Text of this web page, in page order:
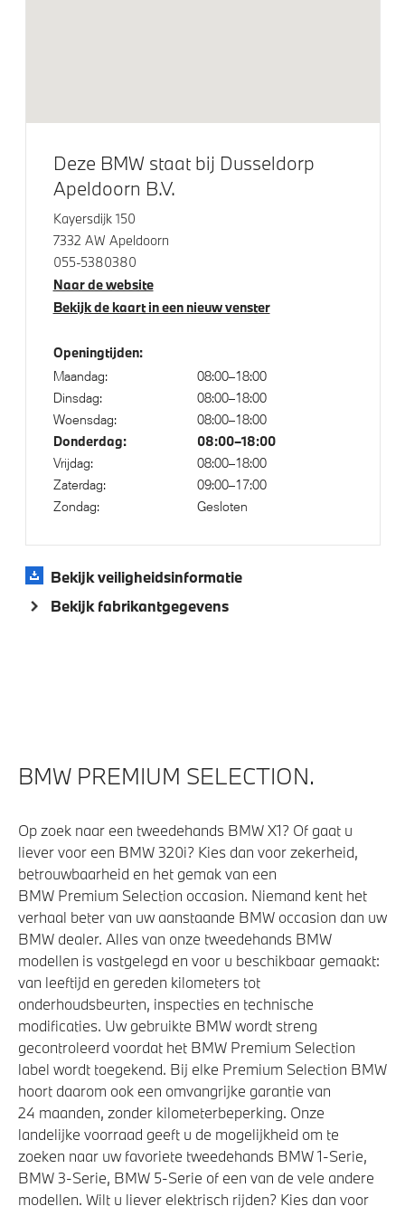
Automatische 3-zone Airconditioning
Elektrische voorzieningen
Buitenspiegels elektrisch inklapbaar
Bandenspanningsweergavesysteem
bestuurderzijde
Alarmsysteem klasse 3 (VbV/SCM)
Achteruitrijcamera
Parkeer assistent
Parking Assistant
Regensensor
Aandrijving en onderstel
Elektronisch Stabiliteits Programma
Akoestische waarschuwing voor voetgangers
Airbag bestuurder
Actieve Voetgangersbescherming
Park Distance Control (PDC) voor en achter
Deze BMW staat bij Dusseldorp
Apeldoorn B.V.
Kayersdijk 150
7332 AW Apeldoorn
055-5380380
Naar de website
Bekijk de kaart in een nieuw venster
Openingtijden:
Maandag:
08:00–18:00
Dinsdag:
08:00–18:00
Woensdag:
08:00–18:00
Donderdag: 08:00–18:00
Vrijdag:
08:00–18:00
Zaterdag:
09:00–17:00
Zondag:
Gesloten
Bekijk veiligheidsinformatie
Bekijk fabrikantgegevens
BMW PREMIUM SELECTION.
Op zoek naar een tweedehands BMW X1? Of gaat u
liever voor een BMW 320i? Kies dan voor zekerheid,
betrouwbaarheid en het gemak van een
BMW Premium Selection occasion. Niemand kent het
verhaal beter van uw aanstaande BMW occasion dan uw
BMW dealer. Alles van onze tweedehands BMW
modellen is vastgelegd en voor u beschikbaar gemaakt:
van leeftijd en gereden kilometers tot
onderhoudsbeurten, inspecties en technische
modificaties. Uw gebruikte BMW wordt streng
gecontroleerd voordat het BMW Premium Selection
label wordt toegekend. Bij elke Premium Selection BMW
hoort daarom ook een omvangrijke garantie van
24 maanden, zonder kilometerbeperking. Onze
landelijke voorraad geeft u de mogelijkheid om te
zoeken naar uw favoriete tweedehands BMW 1-Serie,
BMW 3-Serie, BMW 5-Serie of een van de vele andere
modellen. Wilt u liever elektrisch rijden? Kies dan voor